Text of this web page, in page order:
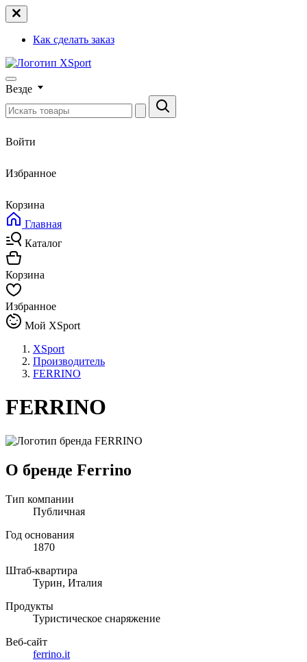
Как сделать заказ
Везде
Войти
Избранное
Корзина
Главная
Каталог
Корзина
Избранное
Мой XSport
XSport
Производитель
FERRINO
FERRINO
О бренде Ferrino
Тип компании
Публичная
Год основания
1870
Штаб-квартира
Турин, Италия
Продукты
Туристическое снаряжение
Веб-сайт
ferrino.it